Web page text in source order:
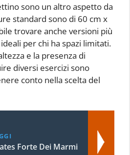
sono un altro aspetto da
standard sono di 60 cm x
trovare anche versioni più
per chi ha spazi limitati.
e la presenza di
diversi esercizi sono
conto nella scelta del
Forte Dei Marmi